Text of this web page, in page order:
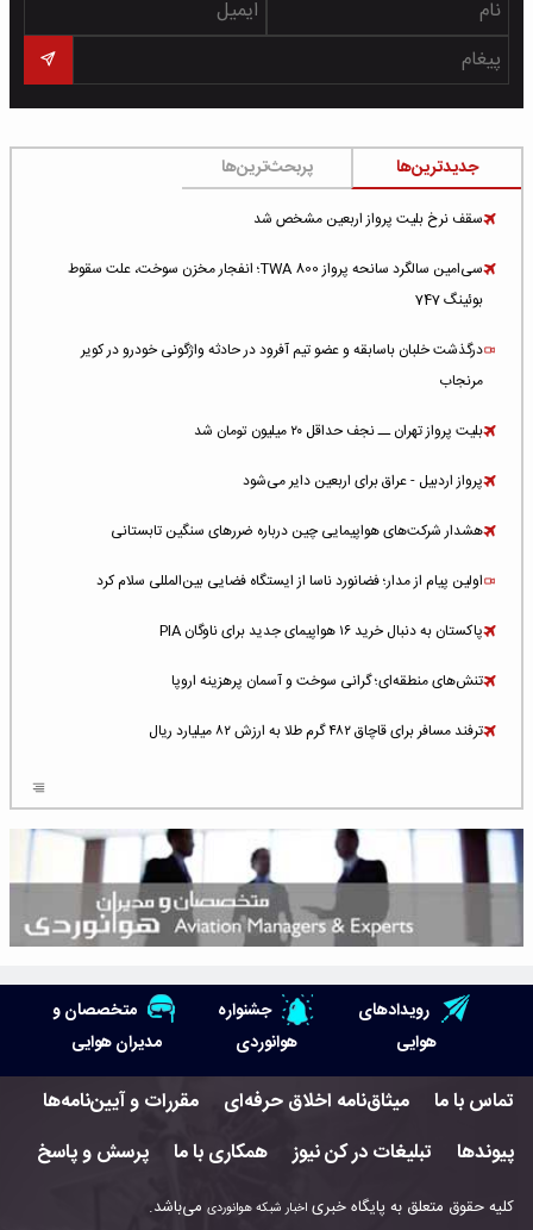
جدیدترین‌ها پربحث‌ترین‌ها
سقف نرخ بلیت پرواز اربعین مشخص شد
سی‌امین سالگرد سانحه پرواز TWA 800؛ انفجار مخزن سوخت، علت سقوط
بوئینگ 747
درگذشت خلبان باسابقه و عضو تیم آفرود در حادثه واژگونی خودرو در کویر
مرنجاب
بلیت پرواز تهران ــ نجف حداقل ۲۰ میلیون تومان شد
پرواز اردبیل - عراق برای اربعین دایر می‌شود
هشدار شرکت‌های هواپیمایی چین درباره ضررهای سنگین تابستانی
اولین پیام از مدار؛ فضانورد ناسا از ایستگاه فضایی بین‌المللی سلام کرد
پاکستان به دنبال خرید ۱۶ هواپیمای جدید برای ناوگان PIA
تنش‌های منطقه‌ای؛ گرانی سوخت و آسمان پرهزینه اروپا
ترفند مسافر برای قاچاق ۴۸۲ گرم طلا به ارزش ۸۲ میلیارد ریال
شلوغ‌ترین فرودگاه‌های اروپا در ۲۰۲۵: لندن، استانبول و پاریس
پخش زنده پرواز سیزدهم موشک استارشیپ اسپیس‌ایکس [جمعه ساعت ۰۱:۴۵]
هوش مصنوعی وارد تعمیر و بازرسی موتورهای هواپیما شد
حمله هوایی به تأسیسات فرودگاه سمنان
استخدام در صنعت هوانوردی کانادا با آموزش رایگان و حقوق ۱۲۷ هزار دلاری
رویدادهای
هوایی
جشنواره
هوانوردی
متخصصان و
مدیران هوایی
تماس با ما میثاق‌نامه اخلاق حرفه‌ای
مقررات و آیین‌نامه‌ها
پیوندها
تبلیغات در کن نیوز همکاری با ما پرسش و پاسخ
کلیه حقوق متعلق به پایگاه خبری اخبار شبکه هوانوردی می‌باشد.